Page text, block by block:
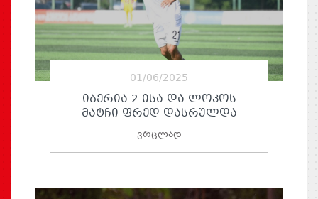
01/06/2025
ᲘᲑᲔᲠᲘᲐ 2-ᲘᲡᲐ ᲓᲐ ᲚᲝᲙᲝᲡ
ᲛᲐᲢᲩᲘ ᲤᲠᲔᲓ ᲓᲐᲡᲠᲣᲚᲓᲐ
ვრცლად